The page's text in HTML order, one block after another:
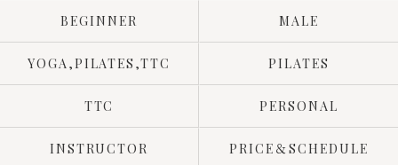
BEGINNER MALE
YOGA,PILATES,TTC PILATES
TTC PERSONAL
INSTRUCTOR PRICE＆SCHEDULE